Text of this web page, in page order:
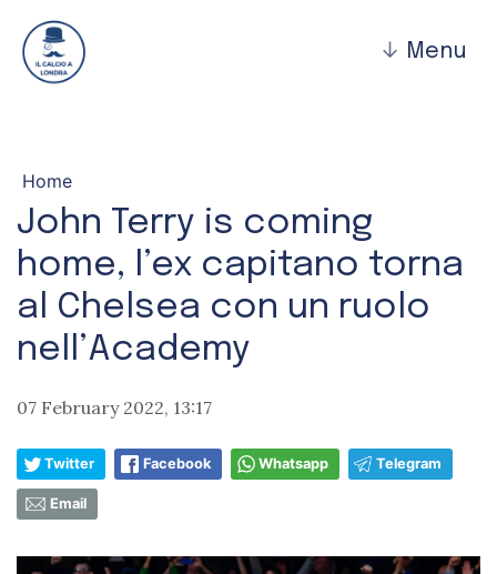
↓ Menu
Home
John Terry is coming
home, l’ex capitano torna
al Chelsea con un ruolo
nell’Academy
07 February 2022, 13:17
Twitter Facebook Whatsapp Telegram
Email